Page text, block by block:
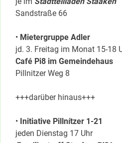
Sandstraße 66
• Mietergruppe Adler
jd. 3. Freitag im Monat 15-18
Café Pi8 im Gemeindehaus
Pillnitzer Weg 8
+++darüber hinaus+++
• Initiative Pillnítzer 1-21
jeden Dienstag 17 Uhr